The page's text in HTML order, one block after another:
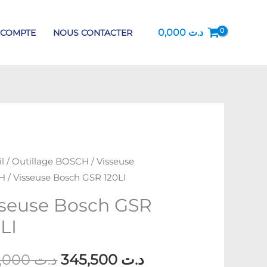
NOUS CONTACTER د.ت 0,000
/Outillage BOSCH /Visseuse
/ Visseuse Bosch GSR 120LI
Bosch GSR
د.ت349,000
Le
د.ت
د.ت 349,000.
د.ت 345,500. GSR